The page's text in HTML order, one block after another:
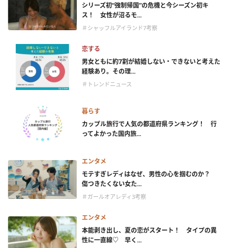
シリーズ初“強制帰国”の危機と今シーズン初キ
ス！ 女性が沼るモ...
＃シャッフルアイランド7考察
恋する
男女ともに約7割が結婚しない・できないと考えた
経験あり。その理...
＃トレンドニュース
暮らす
カップル旅行で人気の都道府県ランキング！ 行
ってよかった国内旅...
エンタメ
モテすぎレディはなぜ、男性の心を掴むのか？
傷つきたくない女た...
＃ガールオアレディ3考察
エンタメ
本能剥き出し、夏の恋がスタート！ タイプの異
性に一直線♡ 早く...